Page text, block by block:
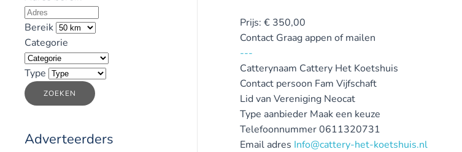
Prijs: € 350,00
Contact Graag appen of mailen
---
Catterynaam Cattery Het Koetshuis
Contact persoon Fam Vijfschaft
Lid van Vereniging Neocat
Type aanbieder Maak een keuze
Telefoonnummer0611320731
Email adres Info@cattery-het-koetshuis.nl
Bereik
Categorie
Type
ZOEKEN
Adverteerders